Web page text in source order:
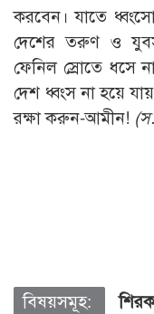
করবেন। যাতে
দেশের তরুণ ও
ফেনিল স্রোতে ধসে
দেশ ধ্বংস না হয়ে
রক্ষা করুন-আমীন!
বিষয়সমূহ: